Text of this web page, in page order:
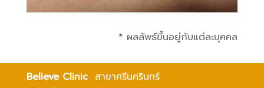
* ผลลัพธ์ขึ้นอยู่กับแต่ละบุคคล
Believe Clinic สาขาศรีนครินทร์